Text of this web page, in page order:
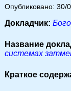
Опубликовано: 30/
Докладчик:
Название
системах
Краткое